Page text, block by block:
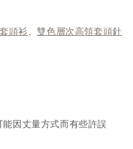
頭衫 、雙色層次高領套頭針
因丈量方式而有些許誤